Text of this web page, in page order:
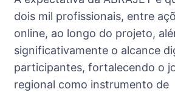
dois mil profissionais, entre
online, ao longo do projeto,
significativamente o alcance
participantes, fortalecendo o
regional como instrumento de